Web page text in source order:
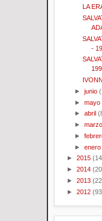
LA
-
►junio
►mayo
►abril
►marzo
►
►enero
► 2015
► 2014
► 2013
► 2012